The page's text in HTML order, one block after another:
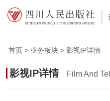
首页 > 业务板块 > 影视IP详情
影视IP详情 Film And